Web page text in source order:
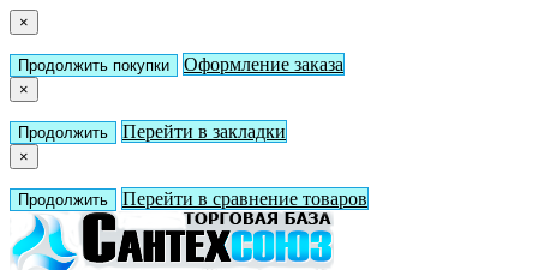
×
Продолжить покупки Оформление заказа
×
Продолжить Перейти в закладки
×
Продолжить Перейти в сравнение товаров